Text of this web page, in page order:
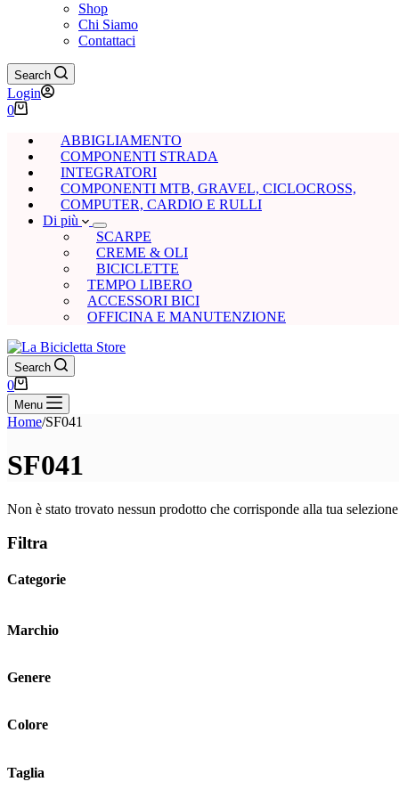
Shop
Chi Siamo
Contattaci
Search
Login
Carrello
0
ABBIGLIAMENTO
COMPONENTI STRADA
INTEGRATORI
COMPONENTI MTB, GRAVEL, CICLOCROSS,
COMPUTER, CARDIO E RULLI
Di più
SCARPE
CREME & OLI
BICICLETTE
TEMPO LIBERO
ACCESSORI BICI
OFFICINA E MANUTENZIONE
Search
Carrello
0
Menu
Home/SF041
SF041
Non è stato trovato nessun prodotto che corrisponde alla tua
Filtra
Categorie
Marchio
Genere
Colore
Taglia